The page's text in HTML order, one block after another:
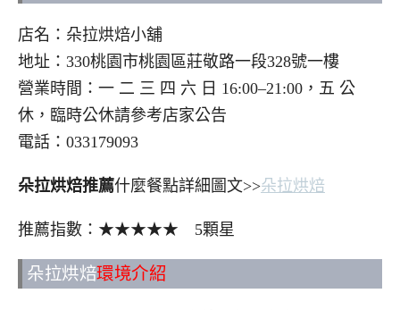
店名：朵拉烘焙小舖
地址：330桃園市桃園區莊敬路一段328號一樓
營業時間：一 二 三 四 六 日 16:00–21:00，五 公
休，臨時公休請參考店家公告
電話：033179093
朵拉烘焙推薦什麼餐點詳細圖文>>朵拉烘焙
推薦指數：★★★★★ 5顆星
朵拉烘焙環境介紹